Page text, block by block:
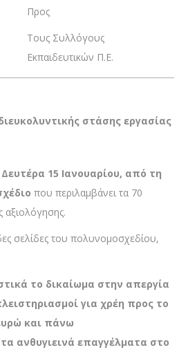
Προς
Τους Συλλόγους
Εκπαιδευτικών Π.Ε.
στάσης εργασίας
15 Ιανουαρίου, από τη
που περιλαμβάνει τα 70
αξιολόγησης.
σελίδες του πολυνομοσχεδίου,
το δικαίωμα στην απεργία
για χρέη προς το
και πάνω
ανθυγιεινά επαγγέλματα στο